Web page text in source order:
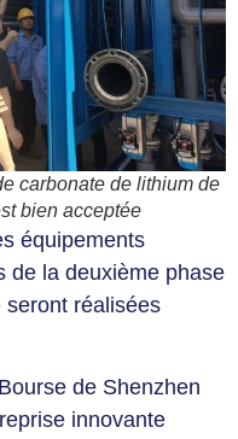
carbonate de lithium de
bien acceptée
équipements
de la deuxième phase
réalisées
de Shenzhen
innovante